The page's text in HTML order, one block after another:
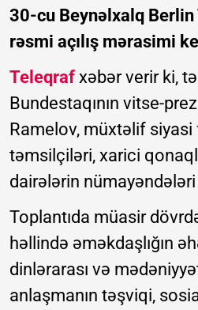
30-cu Beynəlxalq Berlin
rəsmi açılış mərasimi
Teleqraf xəbər verir ki,
Bundestaqının vitse-
Ramelov, müxtəlif siyasi
təmsilçiləri, xarici
dairələrin nümayəndələri
Toplantıda müasir
həllində əməkdaşlığın
dinlərarası və
anlaşmanın təşviqi,